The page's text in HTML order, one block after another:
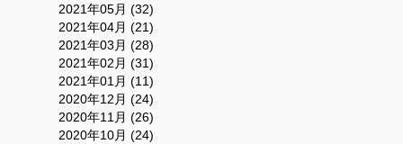
2021年05月 (32)
2021年04月 (21)
2021年03月 (28)
2021年02月 (31)
2021年01月 (11)
2020年12月 (24)
2020年11月 (26)
2020年10月 (24)